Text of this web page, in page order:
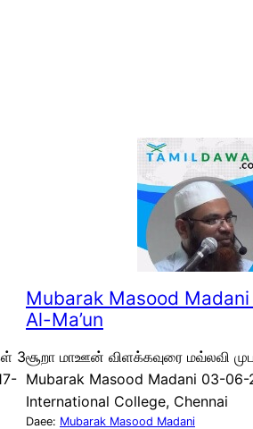
3
Mubarak Masood Madani
Al-Ma’un
சூறா மாஊன் விளக்கவுரை மவ்லவி
Mubarak Masood Madani 03-06-
International College, Chennai
Daee: Mubarak Masood Madani